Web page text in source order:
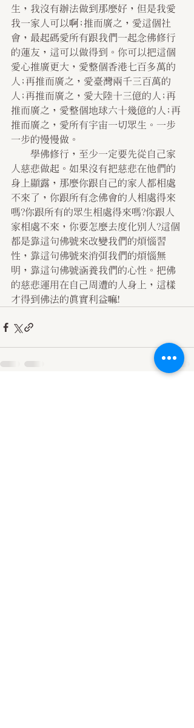
生，我沒有辦法做到那麼好，但是我愛
我一家人可以啊;推而廣之，愛這個社
會，最起碼愛所有跟我們一起念佛修行
的蓮友，這可以做得到。你可以把這個
愛心推廣更大，愛整個香港七百多萬的
人;再推而廣之，愛臺灣兩千三百萬的
人;再推而廣之，愛大陸十三億的人;再
推而廣之，愛整個地球六十幾億的人;再
推而廣之，愛所有宇宙一切眾生。一步
一步的慢慢做。
學佛修行，至少一定要先從自己家
人慈悲做起。如果沒有把慈悲在他們的
身上顯露，那麼你跟自己的家人都相處
不來了，你跟所有念佛會的人相處得來
嗎?你跟所有的眾生相處得來嗎?你跟人
家相處不來，你要怎麼去度化別人?這個
都是靠這句佛號來改變我們的煩惱習
性，靠這句佛號來消弭我們的煩惱無
明，靠這句佛號涵養我們的心性。把佛
的慈悲運用在自己周遭的人身上，這樣
才得到佛法的真實利益嘛!